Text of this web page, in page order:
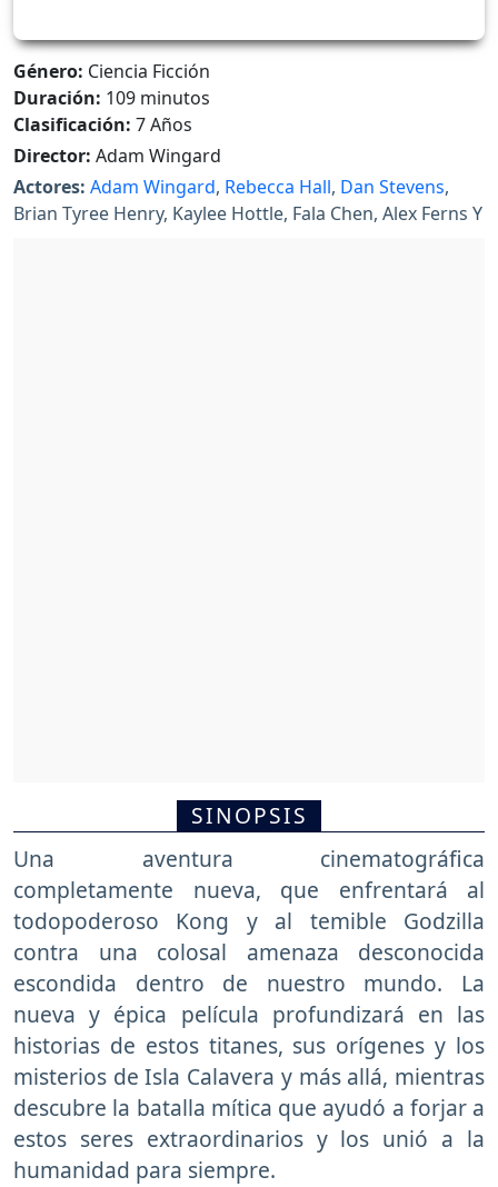
Género: Ciencia Ficción
Duración: 109 minutos
Clasificación: 7 Años
Director: Adam Wingard
Actores: Adam Wingard, Rebecca Hall, Dan Stevens,
Brian Tyree Henry, Kaylee Hottle, Fala Chen, Alex Ferns Y
SINOPSIS
Una aventura cinematográfica
completamente nueva, que enfrentará al
todopoderoso Kong y al temible Godzilla
contra una colosal amenaza desconocida
escondida dentro de nuestro mundo. La
nueva y épica película profundizará en las
historias de estos titanes, sus orígenes y los
misterios de Isla Calavera y más allá, mientras
descubre la batalla mítica que ayudó a forjar a
estos seres extraordinarios y los unió a la
humanidad para siempre.